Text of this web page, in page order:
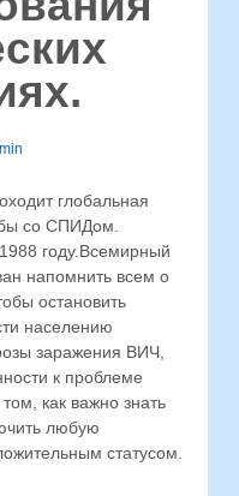
глобальная
со СПИДом.
году.Всемирный
напомнить всем о
остановить
населению
заражения ВИЧ,
к проблеме
как важно знать
любую
статусом.